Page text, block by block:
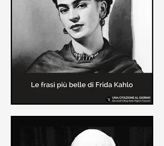
Raccolta delle frasi più belle del
Piccolo Principe che trasmettono il
messaggio più significativo: le cose
più importanti della vita (...)
In questa pagina sono raccolte le